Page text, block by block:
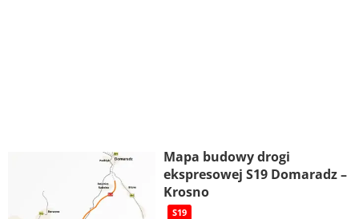
Mapa budowy drogi
ekspresowej S19 Domaradz –
Krosno
S19